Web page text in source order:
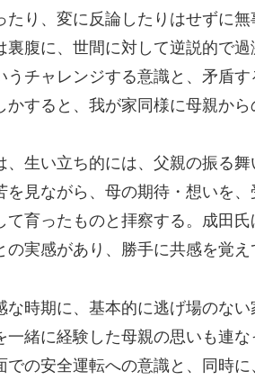
り、変に反論したりはせずに無
腹に、世間に対して逆説的で過
チャレンジする意識と、矛盾
すると、我が家同様に母親から
生い立ち的には、父親の振る
見ながら、母の期待・想いを
育ったものと拝察する。成田
実感があり、勝手に共感を覚え
時期に、基本的に逃げ場のな
一緒に経験した母親の思いも連
での安全運転への意識と、同時